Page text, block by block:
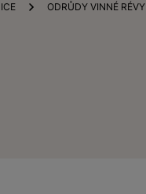
ODRŮDY VINNÉ RÉVY